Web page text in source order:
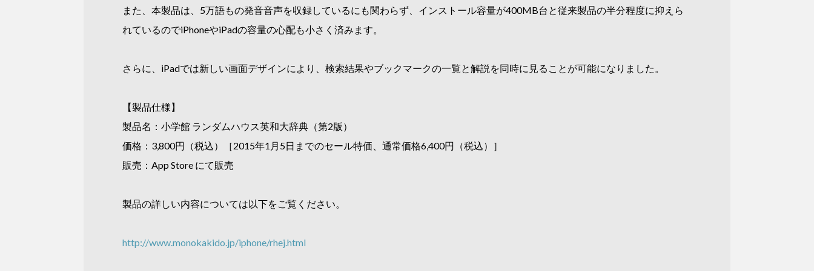
また、本製品は、5万語もの発音音声を収録しているにも関わらず、インストール容量が400MB台と従来製品の半分程度に抑えら
れているのでiPhoneやiPadの容量の心配も小さく済みます。
さらに、iPadでは新しい画面デザインにより、検索結果やブックマークの一覧と解説を同時に見ることが可能になりました。
【製品仕様】
製品名：小学館 ランダムハウス英和大辞典（第2版）
価格：3,800円（税込）［2015年1月5日までのセール特価、通常価格6,400円（税込）］
販売：App Store にて販売
製品の詳しい内容については以下をご覧ください。
http://www.monokakido.jp/iphone/rhej.html